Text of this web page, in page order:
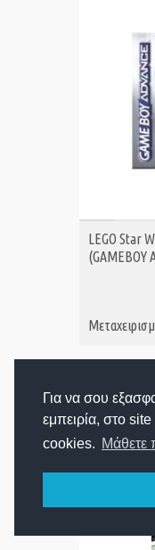
Για να σου
εμπειρία, στο
cookies. Μάθετε
LEGO Star
(GAMEBOY